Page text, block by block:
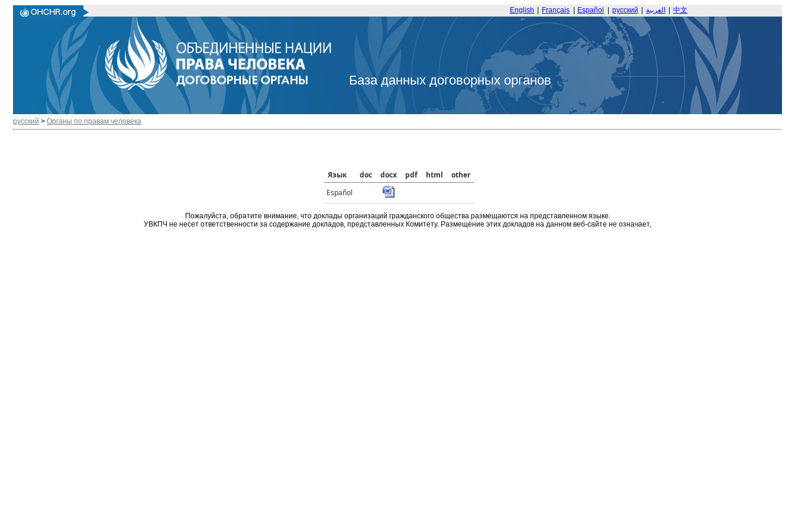
English Français Español русский العربية 中文
База данных договорных органов
русский > Органы по правам человека
Язык doc docx pdf html
other
Español
Пожалуйста, обратите внимание, что доклады организаций гражданского общества размещаются на представленном языке.
УВКПЧ не несет ответственности за содержание докладов, представленных Комитету. Размещение этих докладов на данном веб-сайте не означает,